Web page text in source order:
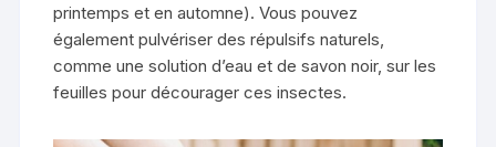
printemps et en automne). Vous pouvez
également pulvériser des répulsifs naturels,
comme une solution d’eau et de savon noir, sur les
feuilles pour décourager ces insectes.